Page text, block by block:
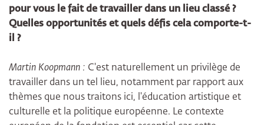
pour vous le fait de travailler dans un lieu classé ?
Quelles opportunités et quels défis cela comporte-t-
il ?
Martin Koopmann : C'est naturellement un privilège de
travailler dans un tel lieu, notamment par rapport aux
thèmes que nous traitons ici, l'éducation artistique et
culturelle et la politique européenne. Le contexte